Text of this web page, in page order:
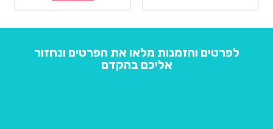
לפרטים והזמנות מלאו את הפרטים ונחזור
אליכם בהקדם